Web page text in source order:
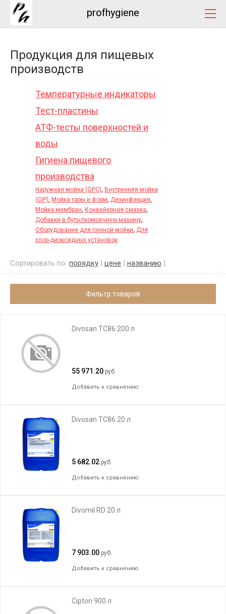
profhygiene
Продукция для пищевых
производств
Температурные индикаторы
Тест-пластины
АТФ-тесты поверхностей и
воды
Гигиена пищевого
производства
Наружная мойка (OPC), Внутренняя мойка
(CIP), Мойка тары и форм, Дезинфекция,
Мойка мембран, Конвейерная смазка,
Добавки в бутылкомоечную машину,
Оборудование для пенной мойки, Для
хлор-диоксидных установок
Сортировать по: порядку | цене | названию |
Фильтр товаров
Divosan TC86 200 л
55 971.20 руб.
Добавить к сравнению
Divosan TC86 20 л
5 682.02 руб.
Добавить к сравнению
Divomil RD 20 л
7 903.00 руб.
Добавить к сравнению
Cipton 900 л